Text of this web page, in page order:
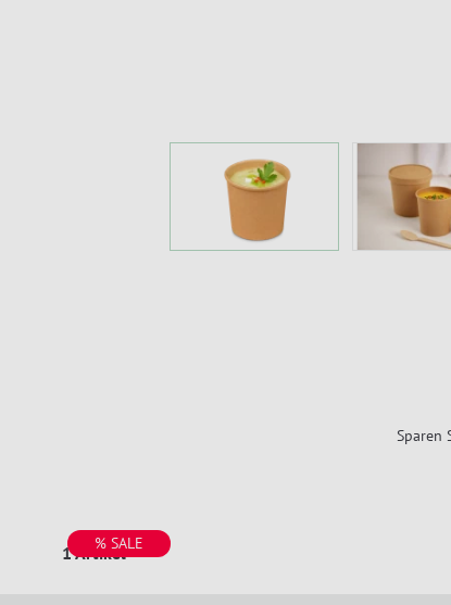
Sparen
1 Artikel
% SALE